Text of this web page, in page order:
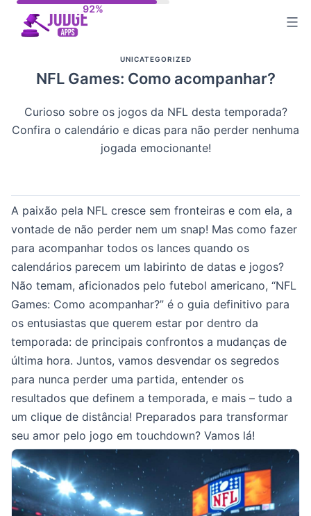
UNICATEGORIZED
NFL Games: Como acompanhar?
Curioso sobre os jogos da NFL desta temporada?
Confira o calendário e dicas para não perder nenhuma
jogada emocionante!
A paixão pela NFL cresce sem fronteiras e com ela, a
vontade de não perder nem um snap! Mas como fazer
para acompanhar todos os lances quando os
calendários parecem um labirinto de datas e jogos?
Não temam, aficionados pelo futebol americano, “NFL
Games: Como acompanhar?” é o guia definitivo para
os entusiastas que querem estar por dentro da
temporada: de principais confrontos a mudanças de
última hora. Juntos, vamos desvendar os segredos
para nunca perder uma partida, entender os
resultados que definem a temporada, e mais – tudo a
um clique de distância! Preparados para transformar
seu amor pelo jogo em touchdown? Vamos lá!